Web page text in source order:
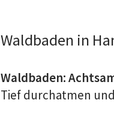
Waldbaden in
Waldbaden:
Tief durchatmen